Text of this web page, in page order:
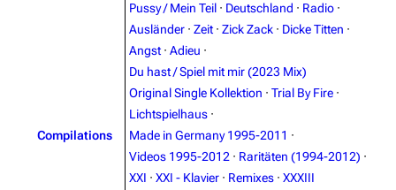
Random page
Discography
Song list
Merchandise
Lindemann
Pussy / Mein Teil · Deutschland · Radio ·
Ausländer · Zeit · Zick Zack · Dicke Titten ·
Angst · Adieu ·
Du hast / Spiel mit mir (2023 Mix)
Compilations
Original Single Kollektion · Trial By Fire ·
Lichtspielhaus ·
Made in Germany 1995-2011 ·
Videos 1995-2012 · Raritäten (1994-2012) ·
XXI · XXI - Klavier · Remixes · XXXIII